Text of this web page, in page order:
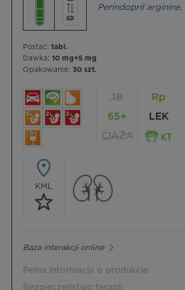
Perindopril arginine,
Postać: tabl.
Dawka: 10 mg+5 mg
Opakowanie: 30 szt.
18
65+
CIĄŻA
Rp
LEK
KML
Baza interakcji online
Pełna informacja o produkcie
Bezpieczeństwo terapii